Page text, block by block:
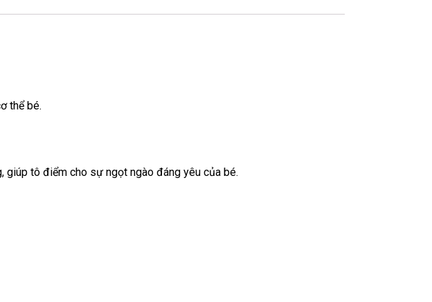
b
er
e
thể bé.
giúp tô điểm cho sự ngọt ngào đáng yêu của bé.